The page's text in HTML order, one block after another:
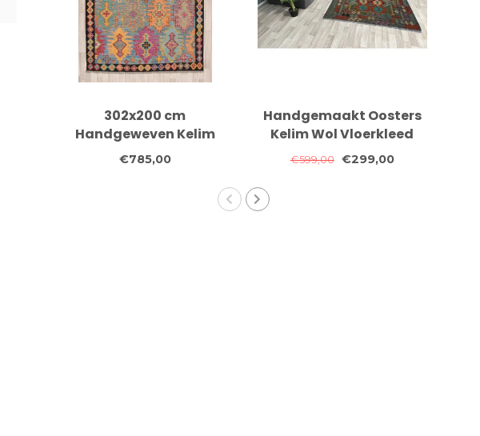
302x200 cm
Handgeweven Kelim
Tapijt Wol
€785,00
Handgemaakt Oosters
Kelim Wol Vloerkleed
205x152 cm
€599,00 €299,00